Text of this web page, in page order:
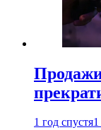
1 год спустя